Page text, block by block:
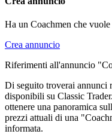
Ha un Coachmen che
Crea annuncio
Riferimenti all'annuncio
Di seguito troverai annunci
disponibili su Classic
ottenere una panoramica
prezzi attuali di una
informata.